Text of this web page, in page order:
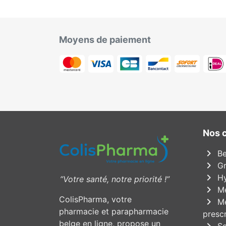
Moyens de paiement
”Votre santé, notre priorité !”
ColisPharma, votre
pharmacie et parapharmacie
belge en ligne, propose un
Nos
chevron_right
chevron_right
chevron_right
chevron_right
chevron_right